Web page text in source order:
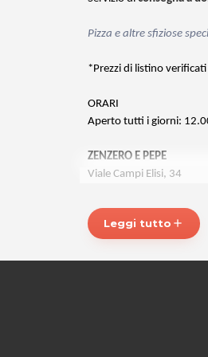
Pizza e altre sfiziose
*Prezzi di listino
ORARI
Aperto tutti i giorni:
ZENZERO E PEPE
Viale Campi Elisi, 34
Tel. 0400641414
P.IVA 01283970323
Per ulteriori
Leggi tutto add